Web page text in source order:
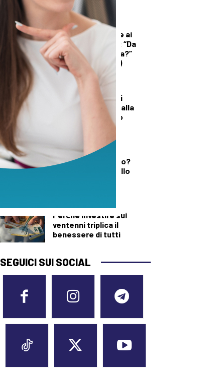
DEMOGRAFICA
Licia Colò risponde ai
commenti sull’età: “Da
quando è un’offesa?”
(solo per le donne)
Un’altra giornata di
incendi di bosco, dalla
Toscana al Mugello
Testosterone e
spermatozoi in calo?
Cosa c’è di vero nello
Perché investire sui
ventenni triplica il
benessere di tutti
SEGUICI SUI SOCIAL